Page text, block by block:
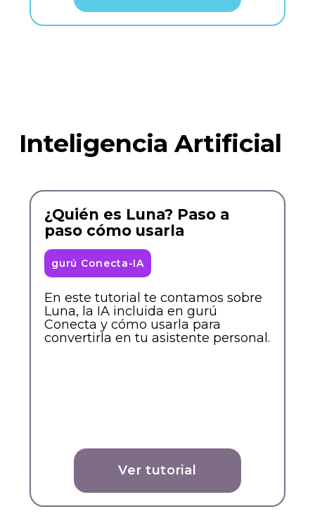
Inteligencia Artificial
¿Quién es Luna? Paso a
paso cómo usarla
gurú Conecta-IA
En este tutorial te contamos sobre
Luna, la IA incluida en gurú
Conecta y cómo usarla para
convertirla en tu asistente personal.
Ver tutorial